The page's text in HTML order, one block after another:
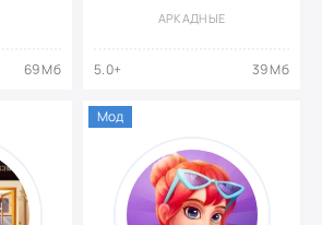
69 Мб
Разблокировка
АРКАДНЫЕ
5.0+ 39 Мб
Мод